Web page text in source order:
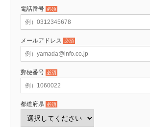
電話番号 必須
メールアドレス 必須
郵便番号 必須
都道府県 必須